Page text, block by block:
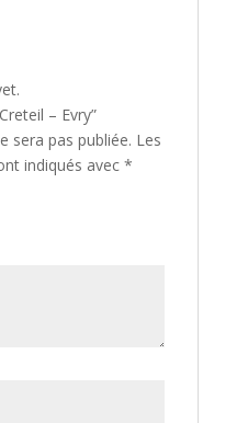
– Evry”
sera pas publiée. Les
indiqués avec *